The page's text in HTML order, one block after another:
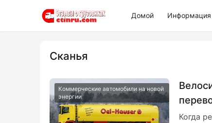
Домой Информация
Сканья
Коммерческие автомобили на новой
энергии
Когда